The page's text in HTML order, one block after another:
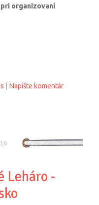
organizovaní
Napíšte komentár
Leháro -